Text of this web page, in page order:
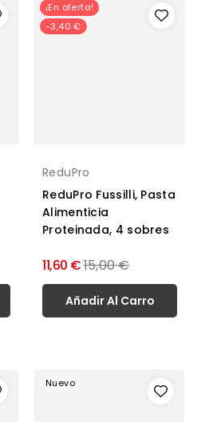
¡En oferta!
-3,40 €
ReduPro
ReduPro Fussilli, Pasta
Alimenticia
Proteinada, 4 sobres
11,60 €Precio
normal
15,00 €
Añadir Al Carro
Nuevo